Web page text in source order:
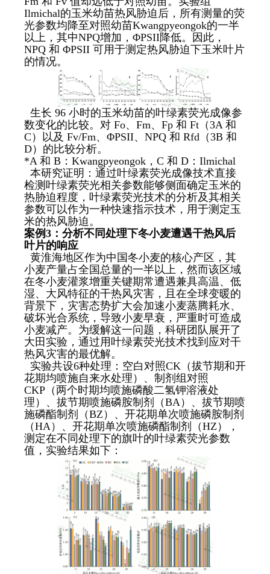
Ilmichal的玉米幼苗热风胁迫后，所有测量的荧
光参数均降至对照幼苗Kwangpyeongok的一半
以上，其中NPQ增加，ΦPSII降低。因此，
NPQ 和 ΦPSII 可用于测定热风胁迫下玉米叶片
的情况。
生长 96 小时的玉米幼苗的叶绿素荧光成像参
数变化的比较。对 Fo、Fm、Fp 和 Ft（3A 和
C）以及 Fv/Fm、ΦPSII、NPQ 和 Rfd（3B 和
D）的比较分析。
*A 和 B：Kwangpyeongok，C 和 D：Ilmichal
本研究证明：通过叶绿素荧光成像技术直接
检测叶绿素荧光相关参数能够侧面确定玉米的
热胁迫程度，叶绿素荧光技术的分析及其相关
参数可以作为一种快速指示技术，用于测定玉
米的热风胁迫。
案例3：分析不同处理下冬小麦遭遇干热风后
叶片的响应
黄淮海地区作为中国冬小麦的核心产区，其
小麦产量占全国总量的一半以上，然而该区域
在冬小麦灌浆增重关键期常遭遇兼具高温、低
湿、大风特征的干热风灾害，且在全球变暖的
背景下，灾害态势扩大会加速小麦蒸腾耗水、
破坏光合系统，导致小麦早衰，严重时可造成
小麦减产。为缓解这一问题，科研团队展开了
大田实验，通过用叶绿素荧光技术找到应对干
热风灾害的最优解。
实验共设6种处理：空白对照CK（拔节期和开
花期均喷施自来水处理）、制剂组对照
CKP（两个时期均喷施磷酸二氢钾溶液处
理）、拔节期喷施磷胺制剂（BA）、拔节期喷
施磷酯制剂（BZ）、开花期单次喷施磷胺制剂
（HA）、开花期单次喷施磷酯制剂（HZ），
测定在不同处理下的旗叶的叶绿素荧光参数
值，实验结果如下：